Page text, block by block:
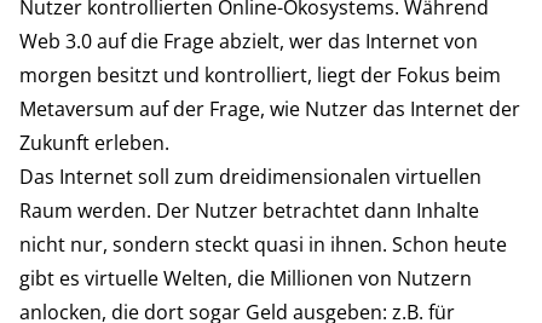
Nutzer kontrollierten Online-Ökosystems. Während
Web 3.0 auf die Frage abzielt, wer das Internet von
morgen besitzt und kontrolliert, liegt der Fokus beim
Metaversum auf der Frage, wie Nutzer das Internet der
Zukunft erleben.
Das Internet soll zum dreidimensionalen virtuellen
Raum werden. Der Nutzer betrachtet dann Inhalte
nicht nur, sondern steckt quasi in ihnen. Schon heute
gibt es virtuelle Welten, die Millionen von Nutzern
anlocken, die dort sogar Geld ausgeben: z.B. für